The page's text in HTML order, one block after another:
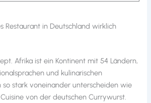
Restaurant in Deutschland wirklich
Afrika ist ein Kontinent mit 54 Ländern,
und kulinarischen
so stark voneinander unterscheiden wie
von der deutschen Currywurst.